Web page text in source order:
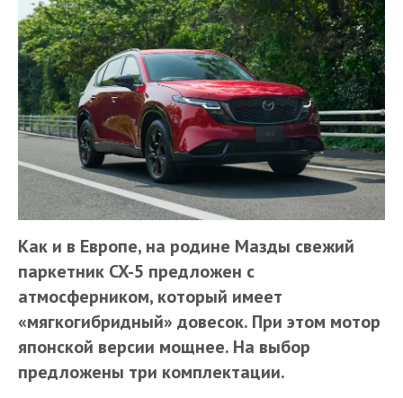
Как и в Европе, на родине Мазды свежий
паркетник CX-5 предложен с
атмосферником, который имеет
«мягкогибридный» довесок. При этом мотор
японской версии мощнее. На выбор
предложены три комплектации.